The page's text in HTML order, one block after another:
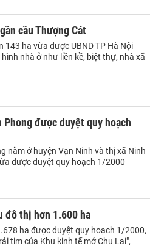
cầu Thượng Cát
ha vừa được UBND TP Hà Nội
nhà ở như liền kề, biệt thự, nhà xã
được duyệt quy hoạch
nằm ở huyện Vạn Ninh và thị xã Ninh
được duyệt quy hoạch 1/2000
đô thị hơn 1.600 ha
ha được duyệt quy hoạch 1/2000,
tim của Khu kinh tế mở Chu Lai",